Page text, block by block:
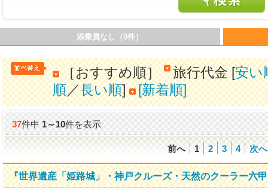
添乗員なし（0件）
［おすすめ順］ 旅行代金 [安い
順／長い順] [新着順]
37件中1～10件を表示
前へ 1 2 3 4 次へ
『世界遺産「姫路城」・神戸クルーズ・天然のクーラー